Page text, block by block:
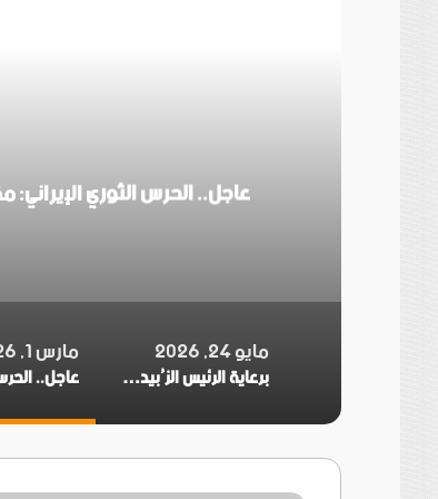
مايو 24, 2026
برعاية الرئيس الزُبيدي.. بدء انعقاد الاجتماع الموسع للقيادات المحلية بالعاصمة ولمديريات وكتل مجلس العموم ومنسقيات الجامعة بالعاصمة عدن
مارس 1, 2026